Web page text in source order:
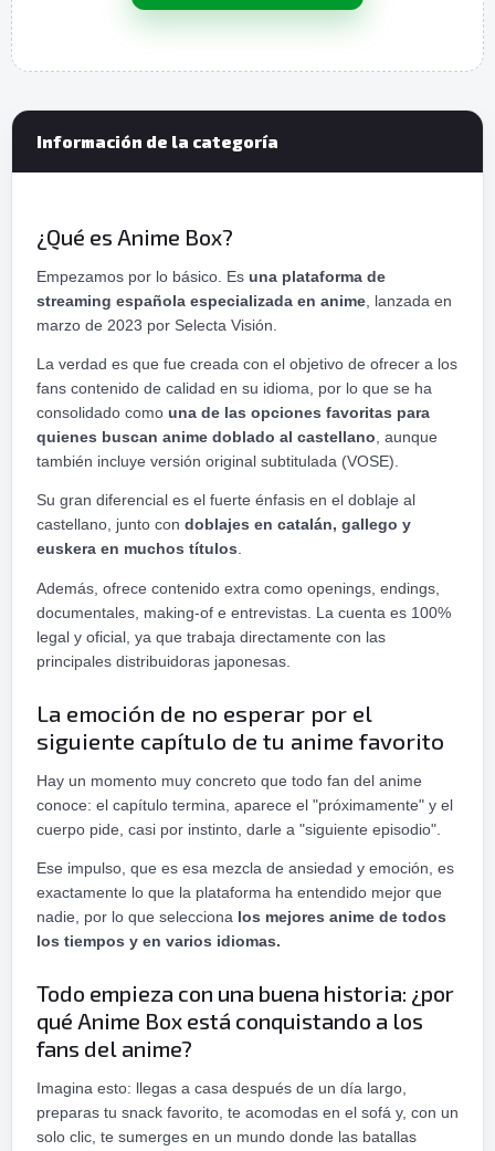
Información de la categoría
¿Qué es Anime Box?
Empezamos por lo básico. Es una plataforma de
streaming española especializada en anime , lanzada en
marzo de 2023 por Selecta Visión.
La verdad es que fue creada con el objetivo de ofrecer a los
fans contenido de calidad en su idioma, por lo que se ha
consolidado como una de las opciones favoritas para
quienes buscan anime doblado al castellano , aunque
también incluye versión original subtitulada (VOSE).
Su gran diferencial es el fuerte énfasis en el doblaje al
castellano, junto con doblajes en catalán, gallego y
euskera en muchos títulos.
Además, ofrece contenido extra como openings, endings,
documentales, making-of e entrevistas. La cuenta es 100%
legal y oficial, ya que trabaja directamente con las
principales distribuidoras japonesas.
La emoción de no esperar por el
siguiente capítulo de tu anime favorito
Hay un momento muy concreto que todo fan del anime
conoce: el capítulo termina, aparece el "próximamente" y el
cuerpo pide, casi por instinto, darle a "siguiente episodio".
Ese impulso, que es esa mezcla de ansiedad y emoción, es
exactamente lo que la plataforma ha entendido mejor que
nadie, por lo que selecciona los mejores anime de todos
los tiempos y en varios idiomas.
Todo empieza con una buena historia: ¿por
qué Anime Box está conquistando a los
fans del anime?
Imagina esto: llegas a casa después de un día largo,
preparas tu snack favorito, te acomodas en el sofá y, con un
solo clic, te sumerges en un mundo donde las batallas